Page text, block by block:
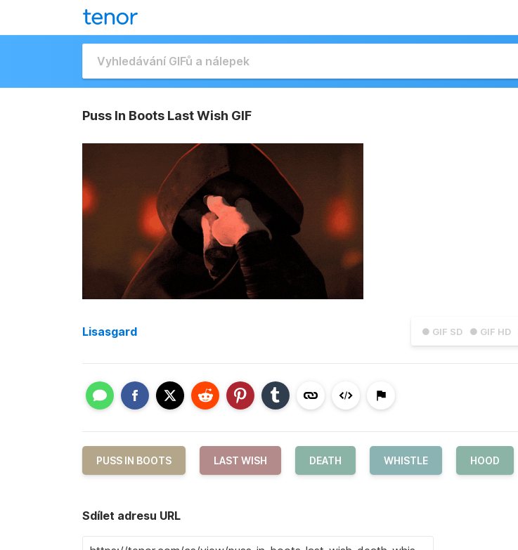
Puss In Boots Last Wish GIF
● GIF SD ● GIF HD
Lisasgard
PUSS IN BOOTS LAST WISH DEATH WHISTLE HOOD
Sdílet adresu URL